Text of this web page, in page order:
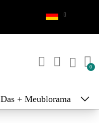
Das + Meublorama